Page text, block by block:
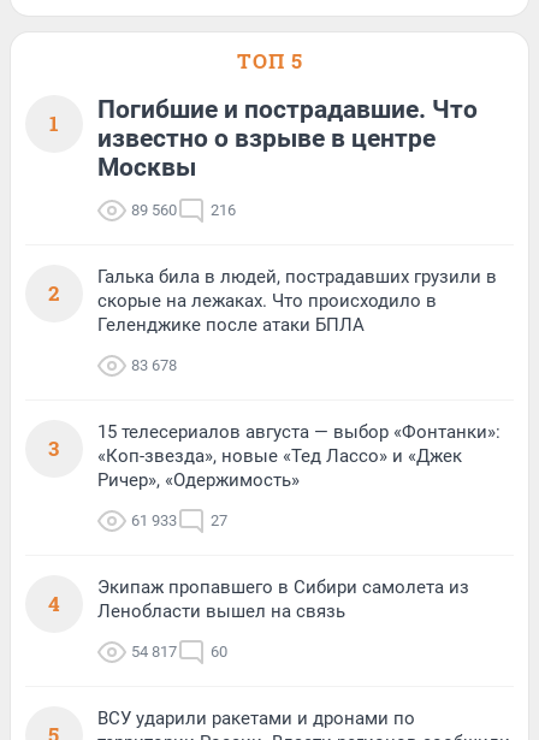
ТОП 5
1
Погибшие и пострадавшие. Что
известно о взрыве в центре
Москвы
89 560 216
2
Галька била в людей, пострадавших грузили в
скорые на лежаках. Что происходило в
Геленджике после атаки БПЛА
83 678
3
15 телесериалов августа — выбор «Фонтанки»:
«Коп-звезда», новые «Тед Лассо» и «Джек
Ричер», «Одержимость»
61 933 27
4
Экипаж пропавшего в Сибири самолета из
Ленобласти вышел на связь
54 817 60
5
ВСУ ударили ракетами и дронами по